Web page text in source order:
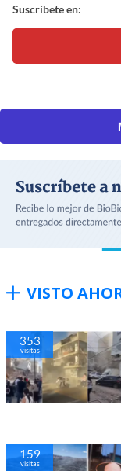
Suscríbete en:
VISTO
353
visitas
159
visitas